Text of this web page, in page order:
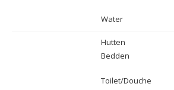
Water
Hutten
Bedden
Toilet/Douche